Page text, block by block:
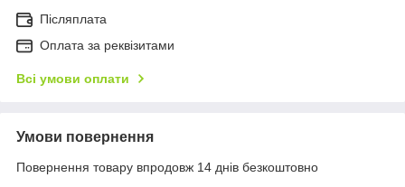
Післяплата
Оплата за реквізитами
Всі умови оплати
Умови повернення
Повернення товару впродовж 14 днів безкоштовно